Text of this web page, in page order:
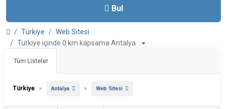
Bul
Türkiye
Web Sitesi
Türkiye içinde 0 km kapsama Antalya
Tüm Listeler
Türkiye » Antalya » Web Sitesi